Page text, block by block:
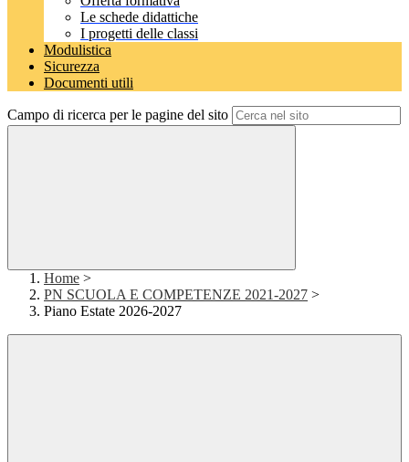
Le schede didattiche
I progetti delle classi
Modulistica
Sicurezza
Documenti utili
Campo di ricerca per le pagine del sito
Home >
PN SCUOLA E COMPETENZE 2021-2027 >
Piano Estate 2026-2027